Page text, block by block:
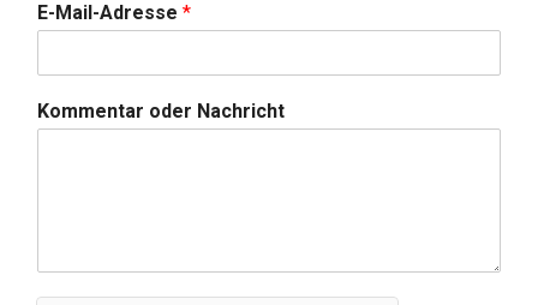
E-Mail-Adresse *
Kommentar oder Nachricht